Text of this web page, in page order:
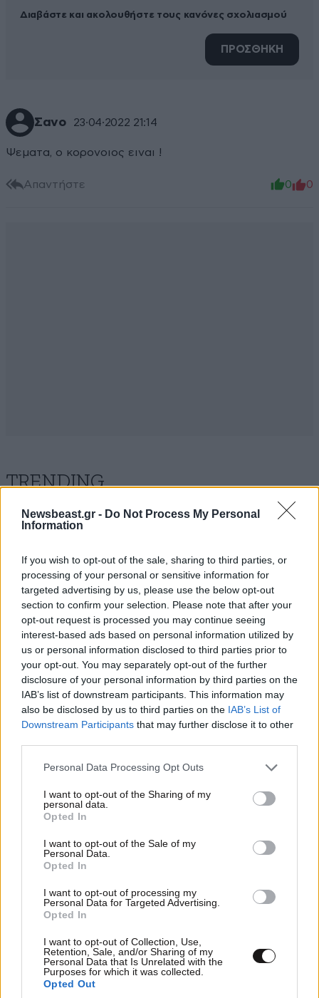
Newsbeast.gr - Do Not Process My Personal
Information
If you wish to opt-out of the sale, sharing to third parties, or
processing of your personal or sensitive information for
targeted advertising by us, please use the below opt-out
section to confirm your selection. Please note that after your
opt-out request is processed you may continue seeing
interest-based ads based on personal information utilized by
us or personal information disclosed to third parties prior to
your opt-out. You may separately opt-out of the further
disclosure of your personal information by third parties on the
IAB’s list of downstream participants. This information may
also be disclosed by us to third parties on the IAB’s List of
Downstream Participants that may further disclose it to other
Please note that this website/app uses one or more Google
not limited to your visit or usage behaviour. You may click to
grant or deny consent to Google and its third-party tags to
use your data for below specified purposes in below Google
consent section.
Personal Data Processing Opt Outs
I want to opt-out of the Sharing of my
personal data.
Opted In
I want to opt-out of the Sale of my
Personal Data.
Opted In
I want to opt-out of processing my
Personal Data for Targeted Advertising.
Opted In
I want to opt-out of Collection, Use,
Retention, Sale, and/or Sharing of my
Personal Data that Is Unrelated with the
Purposes for which it was collected.
Opted Out
Διαβάστε και ακολουθήστε τους κανόνες σχολιασμού
ΠΡΟΣΘΗΚΗ
Σανο 23·04·2022 21:14
Ψεματα, ο κορονοιος ειναι !
Απαντήστε 0 0
TRENDING
06·08·2026 21:47
Τραγωδία στα Μάλια: «Ο πανικός τη σκότωσε»
που πνίγηκε προσπαθώντας να σώσει τη φίλη